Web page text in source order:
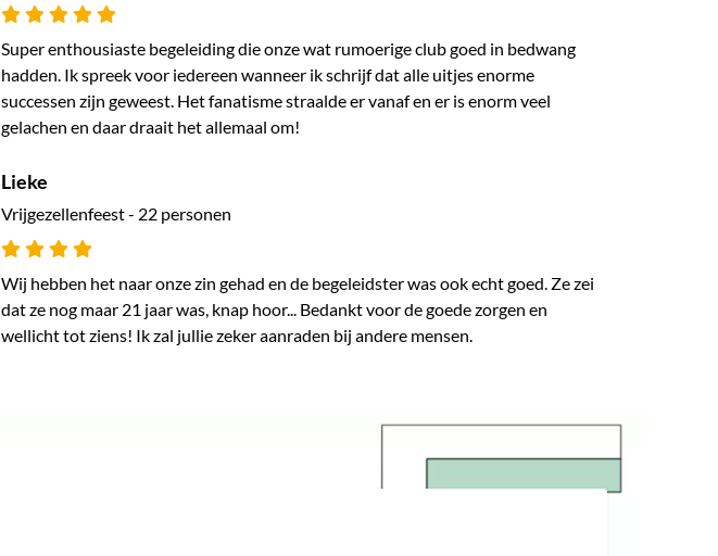
Super enthousiaste begeleiding die onze wat rumoerige club goed in bedwang
hadden. Ik spreek voor iedereen wanneer ik schrijf dat alle uitjes enorme
successen zijn geweest. Het fanatisme straalde er vanaf en er is enorm veel
gelachen en daar draait het allemaal om!
Lieke
Vrijgezellenfeest - 22 personen
Wij hebben het naar onze zin gehad en de begeleidster was ook echt goed. Ze zei
dat ze nog maar 21 jaar was, knap hoor... Bedankt voor de goede zorgen en
wellicht tot ziens! Ik zal jullie zeker aanraden bij andere mensen.